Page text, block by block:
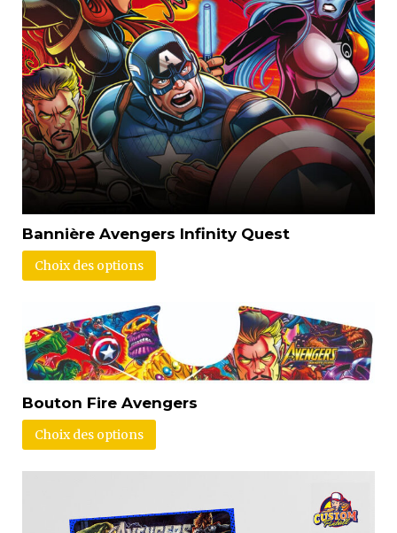
Bannière Avengers Infinity Quest
Choix des options
Bouton Fire Avengers
Choix des options